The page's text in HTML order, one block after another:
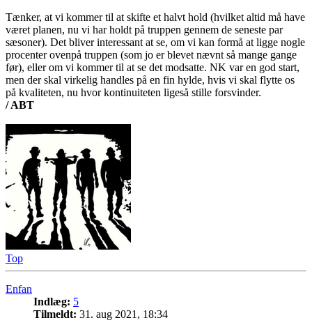
Tænker, at vi kommer til at skifte et halvt hold (hvilket altid må have
været planen, nu vi har holdt på truppen gennem de seneste par
sæsoner). Det bliver interessant at se, om vi kan formå at ligge nogle
procenter ovenpå truppen (som jo er blevet nævnt så mange gange
før), eller om vi kommer til at se det modsatte. NK var en god start,
men der skal virkelig handles på en fin hylde, hvis vi skal flytte os
på kvaliteten, nu hvor kontinuiteten ligeså stille forsvinder.
/ ABT
Top
Enfan
Indlæg: 5
Tilmeldt: 31. aug 2021, 18:34